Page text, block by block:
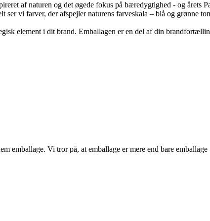
af naturen og det øgede fokus på bæredygtighed - og
ser vi farver, der afspejler naturens farveskala – blå og grønne
element i dit brand. Emballagen er en del af din
emballage. Vi tror på, at emballage er mere end bare